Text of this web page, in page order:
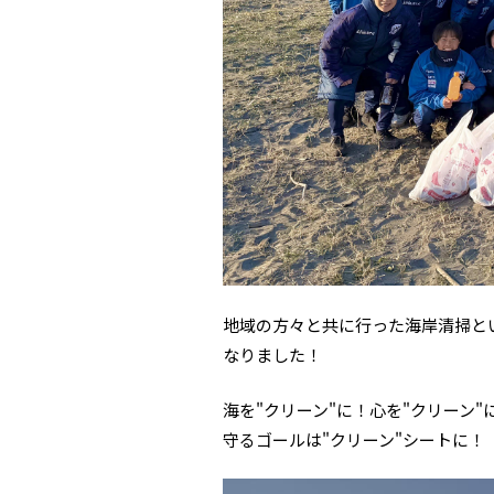
地域の方々と共に行った海岸清掃
なりました！
海を"クリーン"に！心を"クリーン"
守るゴールは"クリーン"シートに！